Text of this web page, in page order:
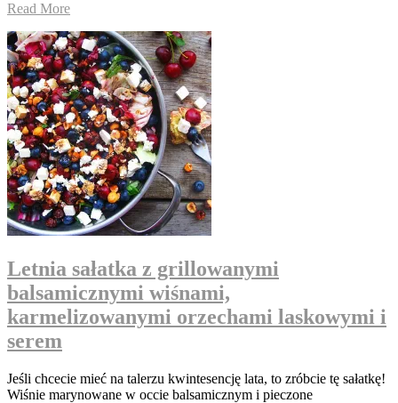
Read More
Letnia sałatka z grillowanymi
balsamicznymi wiśnami,
karmelizowanymi orzechami laskowymi i
serem
Jeśli chcecie mieć na talerzu kwintesencję lata, to zróbcie tę sałatkę!
Wiśnie marynowane w occie balsamicznym i pieczone